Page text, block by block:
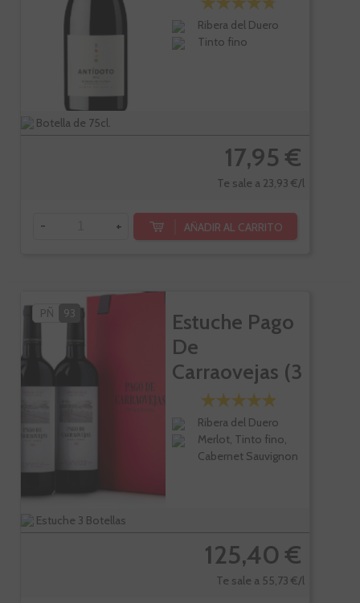
Ribera del Duero
Tinto fino
Botella de 75cl.
17,95 €
Te sale a 23,93 €/l
- + AÑADIR AL CARRITO
PÑ 93
Estuche Pago
De
Carraovejas (3
Botellas)
Ribera del Duero
Merlot, Tinto fino,
Cabernet Sauvignon
Estuche 3 Botellas
125,40 €
Te sale a 55,73 €/l